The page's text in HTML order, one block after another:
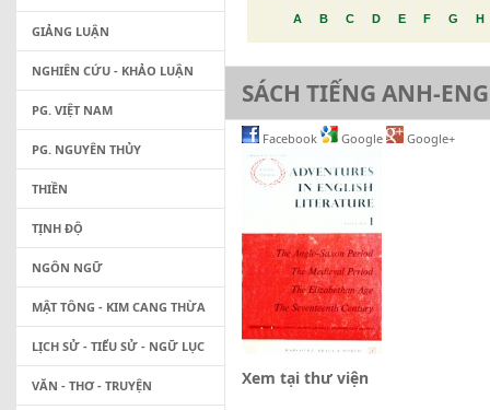
A B C D E F G H
SÁCH TIẾNG ANH-
Facebook Google Google+
Xem tại thư viện
GIẢNG LUẬN
NGHIÊN CỨU - KHẢO LUẬN
PG. VIỆT NAM
PG. NGUYÊN THỦY
THIỀN
TỊNH ĐỘ
NGÔN NGỮ
MẬT TÔNG - KIM CANG THỪA
LỊCH SỬ - TIỂU SỬ - NGỮ LỤC
VĂN - THƠ - TRUYỆN